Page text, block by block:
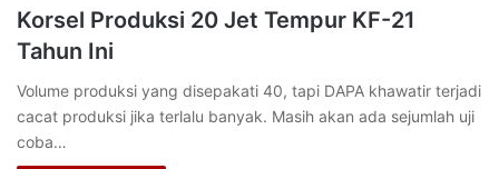
Korsel Produksi 20 Jet Tempur KF-21
Tahun Ini
Volume produksi yang disepakati 40, tapi DAPA khawatir terjadi
cacat produksi jika terlalu banyak. Masih akan ada sejumlah uji
coba…